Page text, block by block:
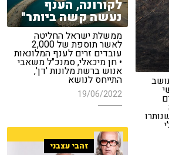
לקורונה, הענף
נעשה קשה ביותר"
ממשלת ישראל החליטה
לאשר תוספת של 2,000
עובדים זרים לענף המלונאות
• חן מיכאלי, סמנכ"ל משאבי
אנוש ברשת מלונות 'דן',
התייחס לנושא
19/06/2022
זהבי עצבני